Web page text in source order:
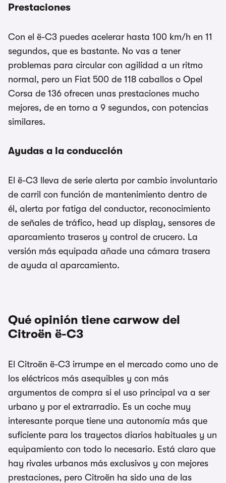
Prestaciones
Con el ë-C3 puedes acelerar hasta 100 km/h en 11
segundos, que es bastante. No vas a tener
problemas para circular con agilidad a un ritmo
normal, pero un Fiat 500 de 118 caballos o Opel
Corsa de 136 ofrecen unas prestaciones mucho
mejores, de en torno a 9 segundos, con potencias
similares.
Ayudas a la conducción
El ë-C3 lleva de serie alerta por cambio involuntario
de carril con función de mantenimiento dentro de
él, alerta por fatiga del conductor, reconocimiento
de señales de tráfico, head up display, sensores de
aparcamiento traseros y control de crucero. La
versión más equipada añade una cámara trasera
de ayuda al aparcamiento.
Qué opinión tiene carwow del
Citroën ë-C3
El Citroën ë-C3 irrumpe en el mercado como uno de
los eléctricos más asequibles y con más
argumentos de compra si el uso principal va a ser
urbano y por el extrarradio. Es un coche muy
interesante porque tiene una autonomía más que
suficiente para los trayectos diarios habituales y un
equipamiento con todo lo necesario. Está claro que
hay rivales urbanos más exclusivos y con mejores
prestaciones, pero Citroën ha sido una de las